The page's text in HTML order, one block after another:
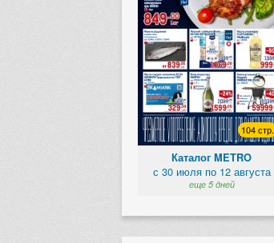
104 стр.
Каталог METRO
с 30 июля по 12 августа
еще 5 дней